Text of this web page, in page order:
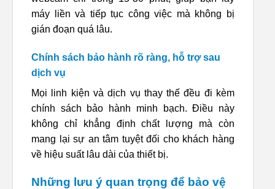
máy liền và tiếp tục công việc mà không bị
gián đoạn quá lâu.
Chính sách bảo hành rõ ràng, hỗ trợ sau
dịch vụ
Mọi linh kiện và dịch vụ thay thế đều đi kèm
chính sách bảo hành minh bạch. Điều này
không chỉ khẳng định chất lượng mà còn
mang lại sự an tâm tuyệt đối cho khách hàng
về hiệu suất lâu dài của thiết bị.
Những lưu ý quan trọng để bảo vệ